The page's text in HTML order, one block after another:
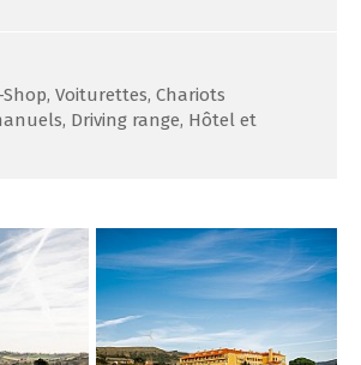
Voiturettes, Chariots
Driving range, Hôtel et